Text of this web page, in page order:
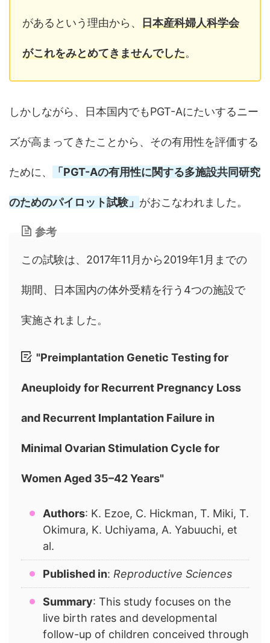
があるという理由から、 日本産科婦人科学会
がこれをみとめてきませんでした。
しかしながら、日本国内でもPGT-Aにたいするニー
ズが高まってきたことから、その有用性を評価する
ために、 「PGT-Aの有用性に関する多施設共同研究
のためのパイロット試験」 がおこなわれました。
参考
この試験は、2017年11月から2019年1月までの
期間、日本国内の体外受精を行う4つの施設で
実施されました。
"Preimplantation Genetic Testing for
Aneuploidy for Recurrent Pregnancy Loss
and Recurrent Implantation Failure in
Minimal Ovarian Stimulation Cycle for
Women Aged 35–42 Years"
Authors: K. Ezoe, C. Hickman, T. Miki, T.
Okimura, K. Uchiyama, A. Yabuuchi, et
al.
Published in: Reproductive Sciences
Summary: This study focuses on the
live birth rates and developmental
follow-up of children conceived through